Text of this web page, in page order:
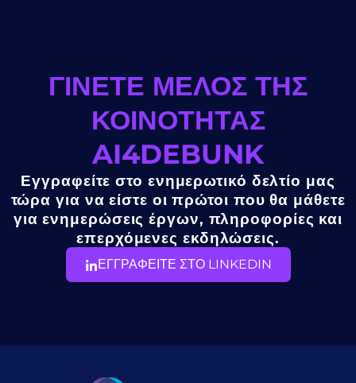
ΓΊΝΕΤΕ ΜΈΛΟΣ ΤΗΣ
ΚΟΙΝΌΤΗΤΑΣ
AI4DEBUNK
Εγγραφείτε στο ενημερωτικό δελτίο μας
τώρα για να είστε οι πρώτοι που θα μάθετε
για ενημερώσεις έργων, πληροφορίες και
επερχόμενες εκδηλώσεις.
ΕΓΓΡΑΦΕΙΤΕ ΣΤΟ LINKEDIN